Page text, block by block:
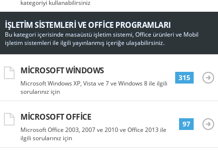
kategoriyi kullanabilirsiniz
İŞLETIM SISTEMLERI VE OFFICE PROGRAMLARI
Bu kategori içerisinde masaüstü işletim sistemi, Office ürünleri ve Mobil
işletim sistemleri ile ilgili yayınlanmış içeriğe ulaşabilirsiniz.
MICROSOFT WINDOWS
Microsoft Windows XP, Vista ve 7 ve Windows 8 ile ilgili
sorularınız için
315
MICROSOFT OFFICE
Microsoft Office 2003, 2007 ve 2010 ve Office 2013 ile
ilgili sorularınız için
97